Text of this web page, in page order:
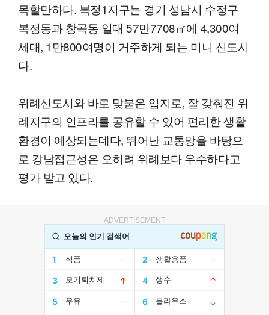
목할만하다. 복정1지구는 경기 성남시 수정구
복정동과 창곡동 일대 57만7708㎡에 4,300여
세대, 1만800여명이 거주하게 되는 미니 신도시
다.
위례신도시와 바로 맞붙은 입지로, 잘 갖춰진 위
례지구의 인프라를 공유할 수 있어 편리한 생활
환경이 예상되는데다, 뛰어난 교통망을 바탕으
로 강남접근성은 오히려 위례보다 우수하다고
평가 받고 있다.
ADVERTISEMENT